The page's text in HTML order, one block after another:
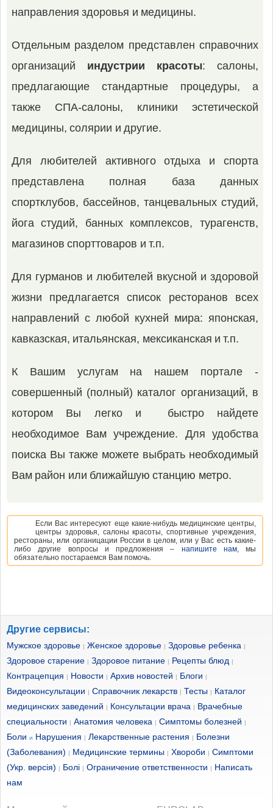
направления здоровья и медицины.
Отдельным разделом представлен справочних
организаций индустрии красоты: салоны,
предлагающие стандартные процедуры, а
также СПА-салоны, клиники эстетической
медицины, солярии и другие.
Для любителей активного отдыха и спорта
представлена полная база данных
спортклубов, бассейнов, танцевальных студий,
йога студий, банных комплексов, турагенств,
магазинов спорттоваров и т.п.
Для гурманов и любителей вкусной и здоровой
жизни предлагается список ресторанов всех
направлений с любой кухней мира: японская,
кавказская, итальянская, мексиканская и т.п.
К Вашим услугам на нашем портале -
совершенный (полный) каталог организаций, в
котором Вы легко и быстро найдете
необходимое Вам учреждение. Для удобства
поиска Вы также можете выбрать необходимый
Вам район или ближайшую станцию метро.
Если Вас интересуют еще какие-нибудь медицинские центры,
центры здоровья, салоны красоты, спортивные учреждения,
рестораны, или органицации России в целом, или у Вас есть какие-
либо другие вопросы и предложения – напишите нам, мы
обязательно постараемся Вам помочь.
Другие сервисы:
Мужское здоровье | Женское здоровье | Здоровье ребенка |
Здоровое старение | Здоровое питание | Рецепты блюд |
Контрацепция | Новости | Архив новостей | Блоги |
Видеоконсультации | Справочник лекарств | Тесты | Каталог
медицинских заведений | Консультации врача | Врачебные
специальности | Анатомия человека | Симптомы болезней |
Боли и Нарушения | Лекарственные растения | Болезни
(Заболевания) | Медицинские термины | Хвороби | Симптоми
(Укр. версія) | Болі | Ограничение ответственности | Написать
нам